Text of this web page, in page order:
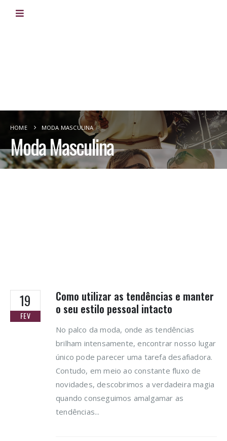
HOME MODA MASCULINA
Moda Masculina
19
FEV
Como utilizar as tendências e manter
o seu estilo pessoal intacto
No palco da moda, onde as tendências
brilham intensamente, encontrar nosso lugar
único pode parecer uma tarefa desafiadora.
Contudo, em meio ao constante fluxo de
novidades, descobrimos a verdadeira magia
quando conseguimos amalgamar as
tendências...